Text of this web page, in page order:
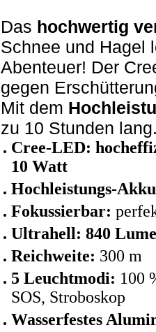
Das hochwertig
Schnee und Hagel
Abenteuer! Der
gegen
Mit dem
zu 10 Stunden
Cree-LED:
10 Watt
Hochleistungs-
Fokussierbar:
Ultrahell: 840
Reichweite: 300 m
5 Leuchtmodi: 100
SOS, Stroboskop
Wasserfestes